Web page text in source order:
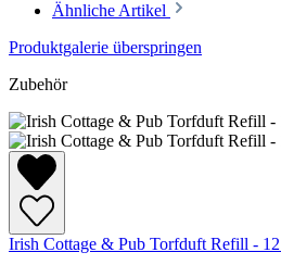
Ähnliche Artikel
Produktgalerie überspringen
Zubehör
Irish Cottage & Pub Torfduft Refill -